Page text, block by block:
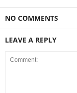
NO COMMENTS
LEAVE A REPLY